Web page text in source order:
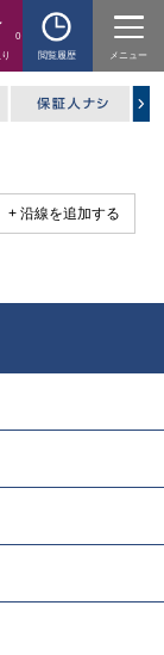
0
閲覧履歴
メニュー
沿線を追加する